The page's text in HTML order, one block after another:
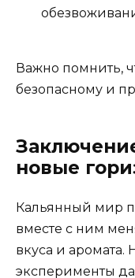
Важно помнить,
безопасному и
новые
Кальянный мир
вместе с ним
вкуса и
эксперименты